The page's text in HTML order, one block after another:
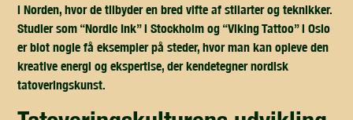
i Norden, hvor de tilbyder en bred vifte af stilarter og teknikker.
Studier som “Nordic Ink” i Stockholm og “Viking Tattoo” i Oslo
er blot nogle få eksempler på steder, hvor man kan opleve den
kreative energi og ekspertise, der kendetegner nordisk
tatoveringskunst.